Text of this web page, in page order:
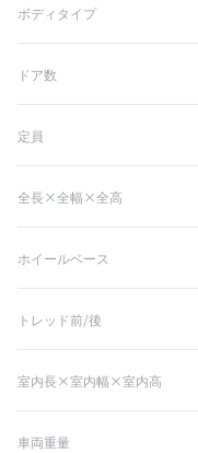
ボディタイプ
ドア数
定員
全長×全幅×全高
ホイールベース
トレッド前/後
室内長×室内幅×室内高
車両重量